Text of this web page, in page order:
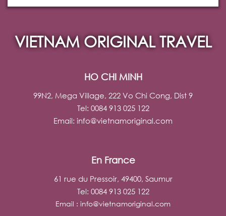
VIETNAM ORIGINAL TRAVEL
HO CHI MINH
99N2, Mega Village, 222 Vo Chi Cong, Dist 9
Tel: 0084 913 025 122
Email: info@vietnamoriginal.com
En France
61 rue du Pressoir, 49400, Saumur
Tel: 0084 913 025 122
Email : info@vietnamoriginal.com